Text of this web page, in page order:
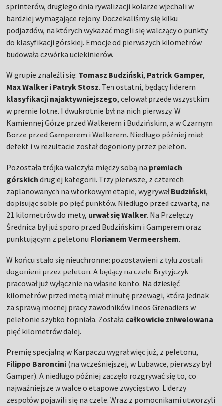
sprinterów, drugiego dnia rywalizacji kolarze wjechali w
bardziej wymagające rejony. Doczekaliśmy się kilku
podjazdów, na których wykazać mogli się walczący o punkty
do klasyfikacji górskiej. Emocje od pierwszych kilometrów
budowała czwórka uciekinierów.
W grupie znaleźli się: Tomasz Budziński, Patrick Gamper,
Max Walkeri Patryk Stosz. Ten ostatni, będący liderem
klasyfikacji najaktywniejszego, celował przede wszystkim
w premie lotne. I dwukrotnie był na nich pierwszy. W
Kamiennej Górze przed Walkerem i Budzińskim, a w Czarnym
Borze przed Gamperem i Walkerem. Niedługo później miał
defekt i w rezultacie został dogoniony przez peleton.
Pozostała trójka walczyła między sobą na premiach
górskich drugiej kategorii. Trzy pierwsze, z czterech
zaplanowanych na wtorkowym etapie, wygrywałBudziński,
dopisując sobie po pięć punktów. Niedługo przed czwartą, na
21 kilometrów do mety, urwał się Walker. Na Przełęczy
Średnica był już sporo przed Budzińskim i Gamperem oraz
punktującym z peletonu Florianem Vermeershem.
W końcu stało się nieuchronne: pozostawieni z tyłu zostali
dogonieni przez peleton. A będący na czele Brytyjczyk
pracował już wyłącznie na własne konto. Na dziesięć
kilometrów przed metą miał minutę przewagi, która jednak
za sprawą mocnej pracy zawodników Ineos Grenadiers w
peletonie szybko topniała. Została całkowicie zniwelowana
pięć kilometrów dalej.
Premię specjalną w Karpaczu wygrał więc już, z peletonu,
Filippo Baroncini (na wcześniejszej, w Lubawce, pierwszy był
Gamper). A niedługo później zaczęło rozgrywać się to, co
najważniejsze w walce o etapowe zwycięstwo. Liderzy
zespołów pojawili się na czele. Wraz z pomocnikami utworzyli